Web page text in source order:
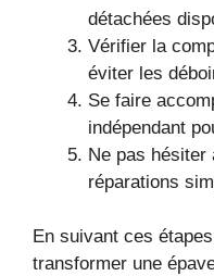
détachées
Vérifier la
éviter les
Se faire
indépendant
Ne pas hésiter
réparations
En suivant ces
transformer une